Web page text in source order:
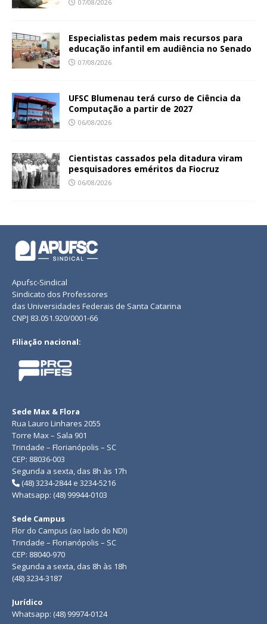
07/08/2026
Especialistas pedem mais recursos para
educação infantil em audiência no Senado
07/08/2026
UFSC Blumenau terá curso de Ciência da
Computação a partir de 2027
06/08/2026
Cientistas cassados pela ditadura viram
pesquisadores eméritos da Fiocruz
06/08/2026
Apufsc-Sindical
Sindicato dos Professores
das Universidades Federais de Santa Catarina
CNPJ 83.051.920/0001-66
Filiação nacional:
Sede Max & Flora
Rua Lauro Linhares 2055
Torre Max – Sala 901
Trindade – Florianópolis – SC
CEP: 88036-003
Segunda a sexta, das 8h às 17h
(48) 3234-2844 e 3234-5216
Whatsapp: (48) 99944-0103
Sede Campus
Flor do Campus (ao lado do NDI)
Trindade – Florianópolis – SC
CEP: 88040-970
Segunda a sexta, das 8h às 18h
(48) 3234-3187
Jurídico
Whatsapp: (48) 99974-0124